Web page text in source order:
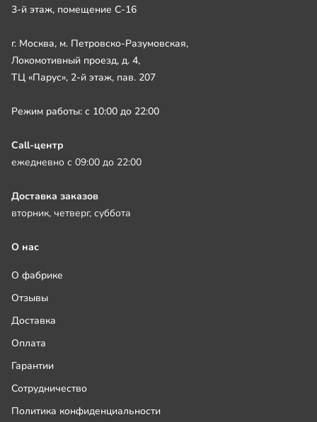
3-й этаж, помещение С-16
г. Москва, м. Петровско-Разумовская,
Локомотивный проезд, д. 4,
ТЦ «Парус», 2-й этаж, пав. 207
Режим работы: с 10:00 до 22:00
Call-центр
ежедневно с 09:00 до 22:00
Доставка заказов
вторник, четверг, суббота
О нас
О фабрике
Отзывы
Доставка
Оплата
Гарантии
Сотрудничество
Политика конфиденциальности